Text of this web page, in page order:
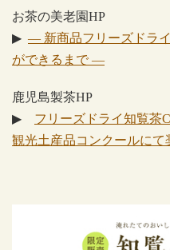
お茶の美老園HP
▶ ― 新商品フリーズドライ
ができるまで ―
鹿児島製茶HP
▶
フリーズドライ知覧茶
観光土産品コンクールにて